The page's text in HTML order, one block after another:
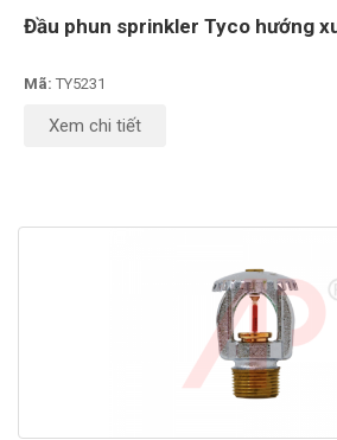
Đầu phun sprinkler Tyco hướng
Mã: TY5231
Xem chi tiết